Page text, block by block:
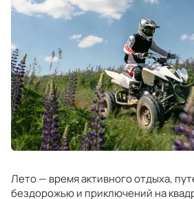
Лето — время активного отдыха,
бездорожью и приключений на